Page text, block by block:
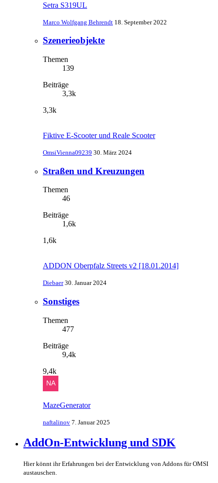
Setra S319UL
Marco Wolfgang Behrendt 18. September 2022
Szenerieobjekte
Themen
139
Beiträge
3,3k
3,3k
Fiktive E-Scooter und Reale Scooter
OmsiVienna09239 30. März 2024
Straßen und Kreuzungen
Themen
46
Beiträge
1,6k
1,6k
ADDON Oberpfalz Streets v2 [18.01.2014]
Diebaer 30. Januar 2024
Sonstiges
Themen
477
Beiträge
9,4k
9,4k
MazeGenerator
naftalinov 7. Januar 2025
AddOn-Entwicklung und SDK
Hier könnt ihr Erfahrungen bei der Entwicklung von Addons für OMSI
austauschen.